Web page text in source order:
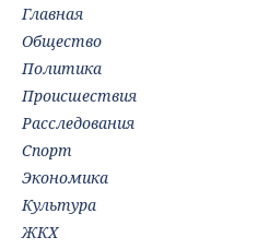
Главная
Общество
Политика
Происшествия
Расследования
Спорт
Экономика
Культура
ЖКХ